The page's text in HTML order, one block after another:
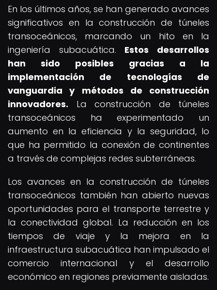
En los últimos años, se han generado avances
significativos en la construcción de túneles
transoceánicos, marcando un hito en la
ingeniería subacuática. Estos desarrollos
han sido posibles gracias a la
implementación de tecnologías de
vanguardia y métodos de construcción
innovadores. La construcción de túneles
transoceánicos ha experimentado un
aumento en la eficiencia y la seguridad, lo
que ha permitido la conexión de continentes
a través de complejas redes subterráneas.
Los avances en la construcción de túneles
transoceánicos también han abierto nuevas
oportunidades para el transporte terrestre y
la conectividad global. La reducción en los
tiempos de viaje y la mejora en la
infraestructura subacuática han impulsado el
comercio internacional y el desarrollo
económico en regiones previamente aisladas.